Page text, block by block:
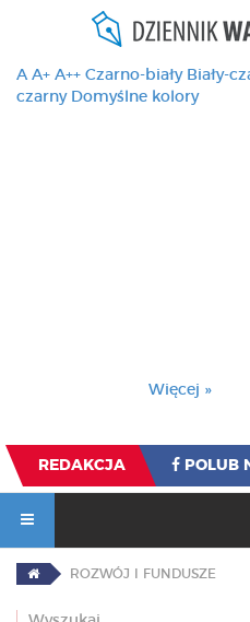
A A+ A++ Czarno-biały Biały-
czarny Domyślne kolory
Więcej »
REDAKCJA POLUB
ROZWÓJ I FUNDUSZE